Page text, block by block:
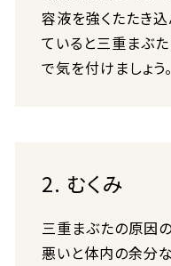
容液を強くたたき
ていると三重まぶ
で気を付けましょう。
2. むくみ
三重まぶたの原因
悪いと体内の余分